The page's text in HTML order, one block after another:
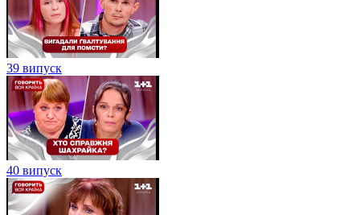
39 випуск
40 випуск